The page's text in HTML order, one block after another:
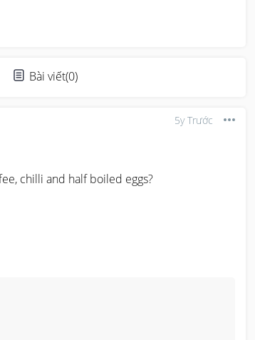
Bài viết(0)
5y Trước
chilli and half boiled eggs?